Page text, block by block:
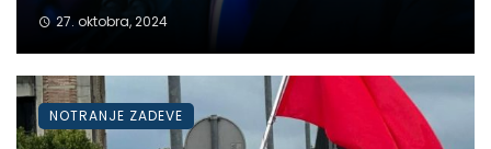
27. oktobra, 2024
NOTRANJE ZADEVE